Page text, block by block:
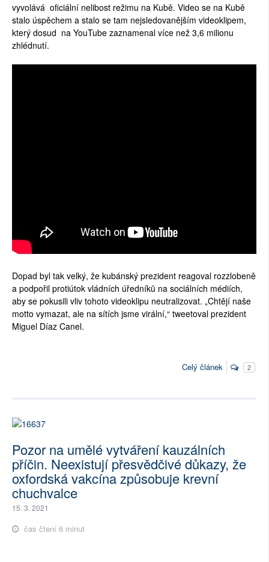
vyvolává oficiální nelibost režimu na Kubě. Video se na Kubě
stalo úspěchem a stalo se tam nejsledovanějším videoklipem,
který dosud na YouTube zaznamenal více než 3,6 milionu
zhlédnutí.
Dopad byl tak velký, že kubánský prezident reagoval rozzlobeně
a podpořil protiútok vládních úředníků na sociálních médiích,
aby se pokusili vliv tohoto videoklipu neutralizovat. „Chtějí naše
motto vymazat, ale na sítích jsme virální,“ tweetoval prezident
Miguel Díaz Canel.
Celý článek 2
Pozor na umělé vytváření kauzálních
příčin. Neexistují přesvědčivé důkazy, že
oxfordská vakcína způsobuje krevní
chuchvalce
15. 3. 2021
čas čtení 6 minut